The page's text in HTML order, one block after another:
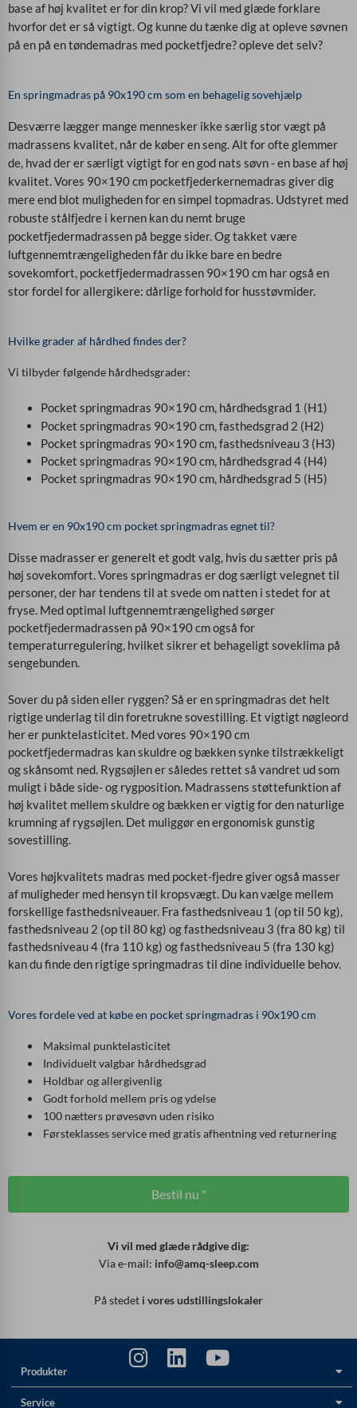
base af høj kvalitet er for din krop?Vi vil med glæde forklare
hvorfor det er så vigtigt. Og kunne du tænke dig at opleve søvnen
på en på en tøndemadras med pocketfjedre? opleve det selv?
En springmadras på 90x190 cm som en behagelig sovehjælp
Desværre lægger mange mennesker ikke særlig stor vægt på
madrassens kvalitet, når de køber en seng. Alt for ofte glemmer
de, hvad der er særligt vigtigt for en god nats søvn - en base af høj
kvalitet. Vores 90×190 cm pocketfjederkernemadras giver dig
mere end blot muligheden for en simpel topmadras. Udstyret med
robuste stålfjedre i kernen kan du nemt bruge
pocketfjedermadrassen på begge sider. Og takket være
luftgennemtrængeligheden får du ikke bare en bedre
sovekomfort, pocketfjedermadrassen 90×190 cm har også en
stor fordel for allergikere: dårlige forhold for husstøvmider.
Hvilke grader af hårdhed findes der?
Vi tilbyder følgende hårdhedsgrader:
Pocket springmadras 90×190 cm, hårdhedsgrad 1 (H1)
Pocket springmadras 90×190 cm, fasthedsgrad 2 (H2)
Pocket springmadras 90×190 cm, fasthedsniveau 3 (H3)
Pocket springmadras 90×190 cm, hårdhedsgrad 4 (H4)
Pocket springmadras 90×190 cm, hårdhedsgrad 5 (H5)
Hvem er en 90x190 cm pocket springmadras egnet til?
Disse madrasser er generelt et godt valg, hvis du sætter pris på
høj sovekomfort. Vores springmadras er dog særligt velegnet til
personer, der har tendens til at svede om natten i stedet for at
fryse. Med optimal luftgennemtrængelighed sørger
pocketfjedermadrassen på 90×190 cm også for
temperaturregulering, hvilket sikrer et behageligt soveklima på
sengebunden.
Sover du på siden eller ryggen? Så er en springmadras det helt
rigtige underlag til din foretrukne sovestilling. Et vigtigt nøgleord
her er punktelasticitet. Med vores 90×190 cm
pocketfjedermadras kan skuldre og bækken synke tilstrækkeligt
og skånsomt ned. Rygsøjlen er således rettet så vandret ud som
muligt i både side- og rygposition. Madrassens støttefunktion af
høj kvalitet mellem skuldre og bækken er vigtig for den naturlige
krumning af rygsøjlen. Det muliggør en ergonomisk gunstig
sovestilling.
Vores højkvalitets madras med pocket-fjedre giver også masser
af muligheder med hensyn til kropsvægt. Du kan vælge mellem
forskellige fasthedsniveauer. Fra fasthedsniveau 1 (op til 50 kg),
fasthedsniveau 2 (op til 80 kg) og fasthedsniveau 3 (fra 80 kg) til
fasthedsniveau 4 (fra 110 kg) og fasthedsniveau 5 (fra 130 kg)
kan du finde den rigtige springmadras til dine individuelle behov.
Vores fordele ved at købe en pocket springmadras i 90x190 cm
Maksimal punktelasticitet
Individuelt valgbar hårdhedsgrad
Holdbar og allergivenlig
Godt forhold mellem pris og ydelse
100 nætters prøvesøvn uden risiko
Førsteklasses service med gratis afhentning ved returnering
Bestil nu "
Vi vil med glæde rådgive dig:
Via e-mail: info@amq-sleep.com
På stedet i vores udstillingslokaler
Produkter
Service